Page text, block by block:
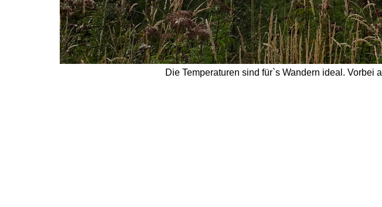
Die Temperaturen sind für`s Wandern ideal. Vorbei